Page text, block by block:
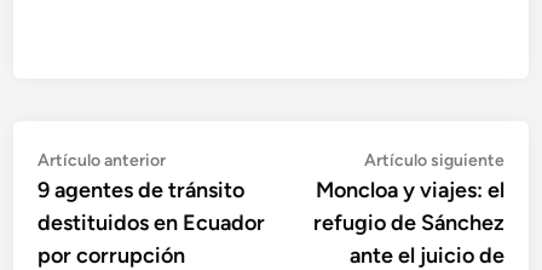
Navegación
de
entradas
Artículo anteriorArtículo
anterior:
9 agentes de tránsito
destituidos en Ecuador
por corrupción
Artículo siguiente
Moncloa y viajes: el
refugio de Sánchez
ante el juicio de